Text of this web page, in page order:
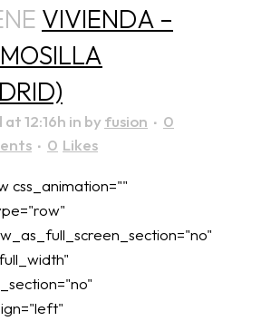
VIVIENDA –
12:16h in byfusion
0
0 Likes
css_animation=""